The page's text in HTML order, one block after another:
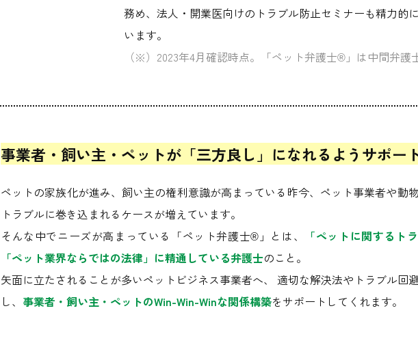
務め、法人・開業医向けのトラブル防止セミナーも精力的
います。
（※）2023年4月確認時点。「ペット弁護士®」は中間弁護
事業者・飼い主・ペットが 「三方良し」になれるようサポー
ペットの家族化が進み、飼い主の権利意識が高まっている昨今、ペット事業者や動
トラブルに巻き込まれるケースが増えています。
そんな中でニーズが高まっている「ペット弁護士®」とは、
「ペットに関するト
「ペット業界ならではの法律」に精通している弁護士のこと。
矢面に立たされることが多いペットビジネス事業者へ、 適切な解決法やトラブル回
し、 事業者・飼い主・ペットのWin-Win-Winな関係構築をサポートしてくれます。